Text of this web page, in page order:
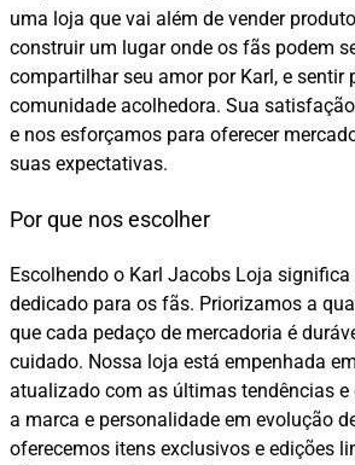
uma loja que vai além de vender
construir um lugar onde os fãs podem
compartilhar seu amor por Karl, e sentir
comunidade acolhedora. Sua
e nos esforçamos para oferecer
suas expectativas.
Por que nos escolher
Escolhendo o Karl Jacobs Loja
dedicado para os fãs. Priorizamos a
que cada pedaço de mercadoria é
cuidado. Nossa loja está empenhada
atualizado com as últimas tendências e
a marca e personalidade em evolução
oferecemos itens exclusivos e edições